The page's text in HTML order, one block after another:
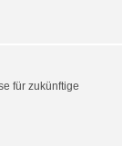
für zukünftige